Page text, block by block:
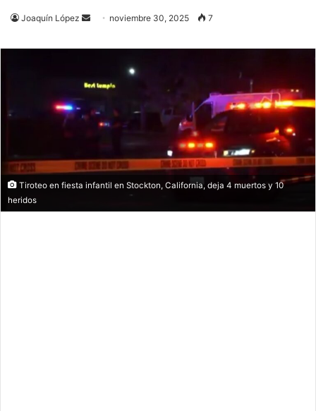
Joaquín López
Send
email
noviembre 30, 2025 7
Tiroteo en fiesta infantil en Stockton, California, deja 4 muertos y 10
heridos